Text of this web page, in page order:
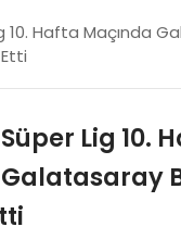
10. Hafta Maçında
Lig 10.